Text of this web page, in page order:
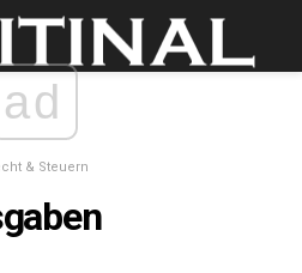
ad
& Steuern